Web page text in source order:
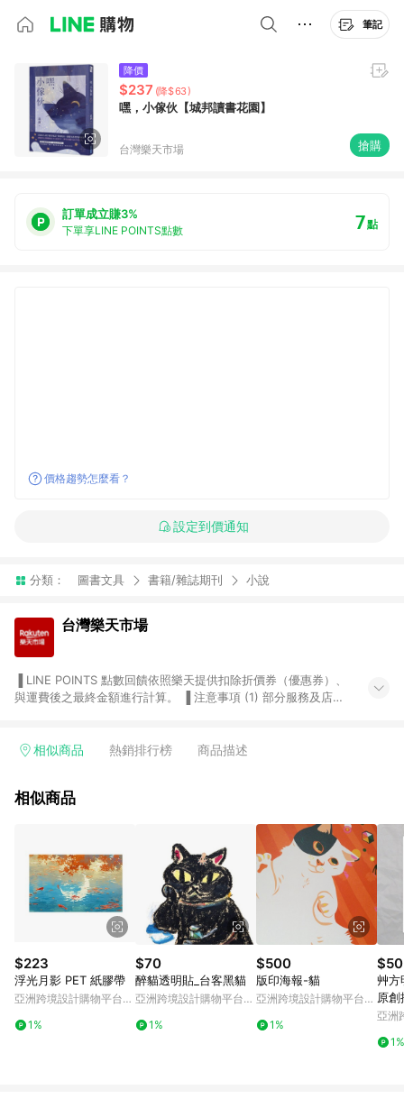
筆記
降價
$237 (降$63)
嘿，小傢伙【城邦讀書花園】
台灣樂天市場 搶購
訂單成立賺3%
下單享LINE POINTS點數 7點
價格趨勢怎麼看？
設定到價通知
分類： 圖書文具 書籍/雜誌期刊 小說
台灣樂天市場
與運費後之最終金額進行計算。 ▐ 注意事項 (1) 部分服務及店家
Smart mobile、神腦生活、JS巨盛、樂天KOBO電子書，請詳閱
台灣樂天市場，並在同一瀏覽器於24小時內結帳，才享有 LINE
市場 45 天內完成訂單出貨及結帳，則不符合贈點資格。 (4) 如
使用APP、或中途瀏覽比價網、回饋網、Google等其他網頁、或
由網頁版(電腦版/手機版網頁)切換為App都將會造成追蹤中斷而
無法進行 LINE POINTS 回饋。 (5) LINE 購物為購物資訊整合性
平台，商品資料更新會有時間差，如顯示之商品規格、顏色、價
位、贈品與台灣樂天市場銷售網頁不符，以銷售網頁標示為準。
(6) 導購訂單已逾 365 天，根據台灣樂天回饋規定，逾期訂單將
不符合回饋資格。 (7) 若上述或其他原因，致使消費者無接收到
點數回饋或點數回饋有爭議，台灣樂天市場保有更改條款與法律
追訴之權利，活動詳情以樂天市場網站公告為準。
相似商品 熱銷排行榜 商品描述
相似商品
$223
浮光月影 PET 紙膠帶
亞洲跨境設計購物平台
1%
$70
醉貓透明貼_台客黑貓
亞洲跨境設計購物平台
1%
$500
版印海報-貓
亞洲跨境設計購物平台
1%
$50
艸方
原
亞洲
1%